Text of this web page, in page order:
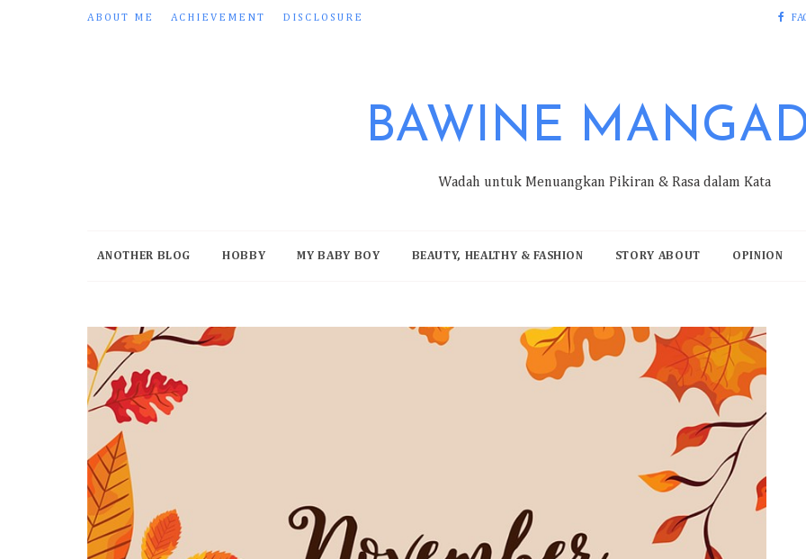
ABOUT ME ACHIEVEMENT DISCLOSURE
BAWINE
Wadah untuk Menuangkan Pikiran & Rasa dalam Kata
ANOTHER BLOG HOBBY MY BABY BOY BEAUTY, HEALTHY & FASHION STORY ABOUT OPINION